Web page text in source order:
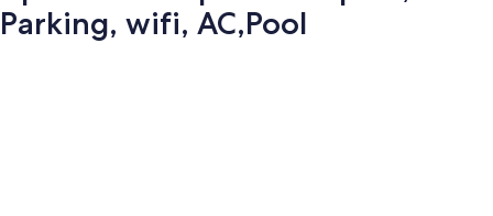
Parking, wifi, AC,Pool